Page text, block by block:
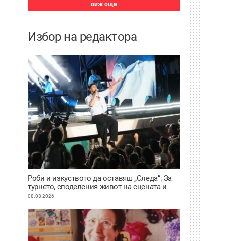
виж още
Избор на редактора
Роби и изкуството да оставяш „Следа“: За
турнето, споделения живот на сцената и
искуствения интелект
08.08.2026